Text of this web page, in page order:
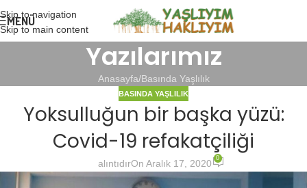
Skip to navigation
Skip to main content
MENÜ
Yazılarımız
Anasayfa Basında Yaşlılık
BASINDA YAŞLILIK
Yoksulluğun bir başka yüzü:
Covid-19 refakatçiliği
alıntıdırOn Aralık 17, 2020 0